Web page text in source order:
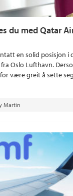
du med Qatar
en solid posisjon i
Oslo Lufthavn.
være greit å sette
Martin